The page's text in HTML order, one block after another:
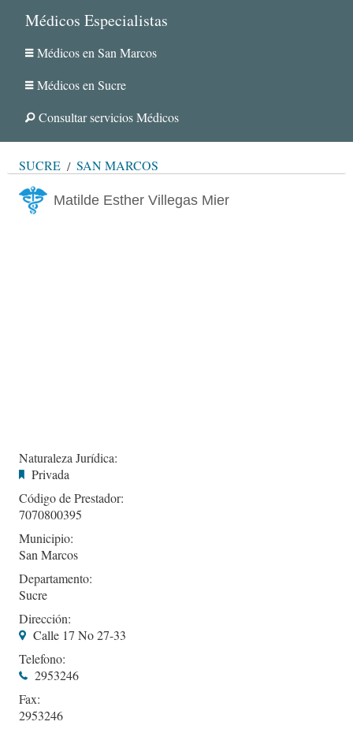
Médicos Especialistas
Médicos en San Marcos
Médicos en Sucre
Consultar servicios Médicos
SUCRE SAN MARCOS
Matilde Esther Villegas Mier
Naturaleza Jurídica:
Privada
Código de Prestador:
7070800395
Municipio:
San Marcos
Departamento:
Sucre
Dirección:
Calle 17 No 27-33
Telefono:
2953246
Fax:
2953246